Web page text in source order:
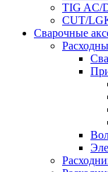
TIG AC/
CUT/
Сварочные